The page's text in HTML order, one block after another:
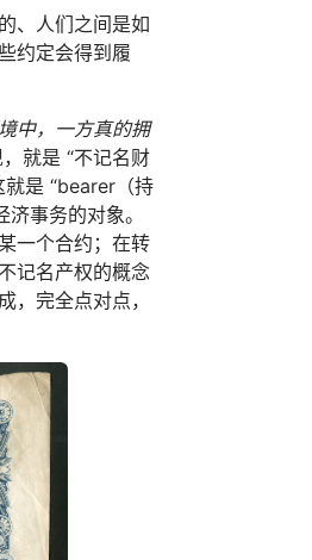
、人们之间是如
约定会得到履
中，一方真的拥
就是 “不记名财
是 “bearer（持
事务的对象。
一个合约；在转
记名产权的概念
完全点对点，